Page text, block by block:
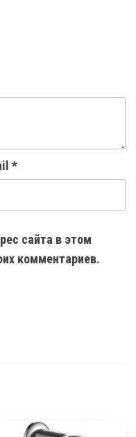
*
сайта в этом
комментариев.